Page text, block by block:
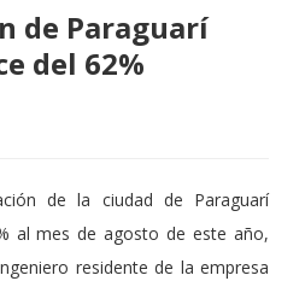
de Paraguarí
del 62%
de la ciudad de Paraguarí
al mes de agosto de este año,
residente de la empresa